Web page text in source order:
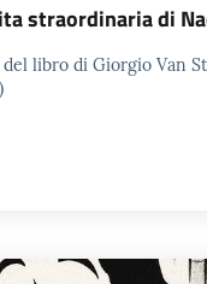
straordinaria di
libro di Giorgio Van